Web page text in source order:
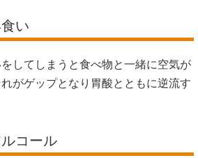
い
してしまうと食べ物と一緒に空気が
がゲップとなり胃酸とともに逆流す
コール